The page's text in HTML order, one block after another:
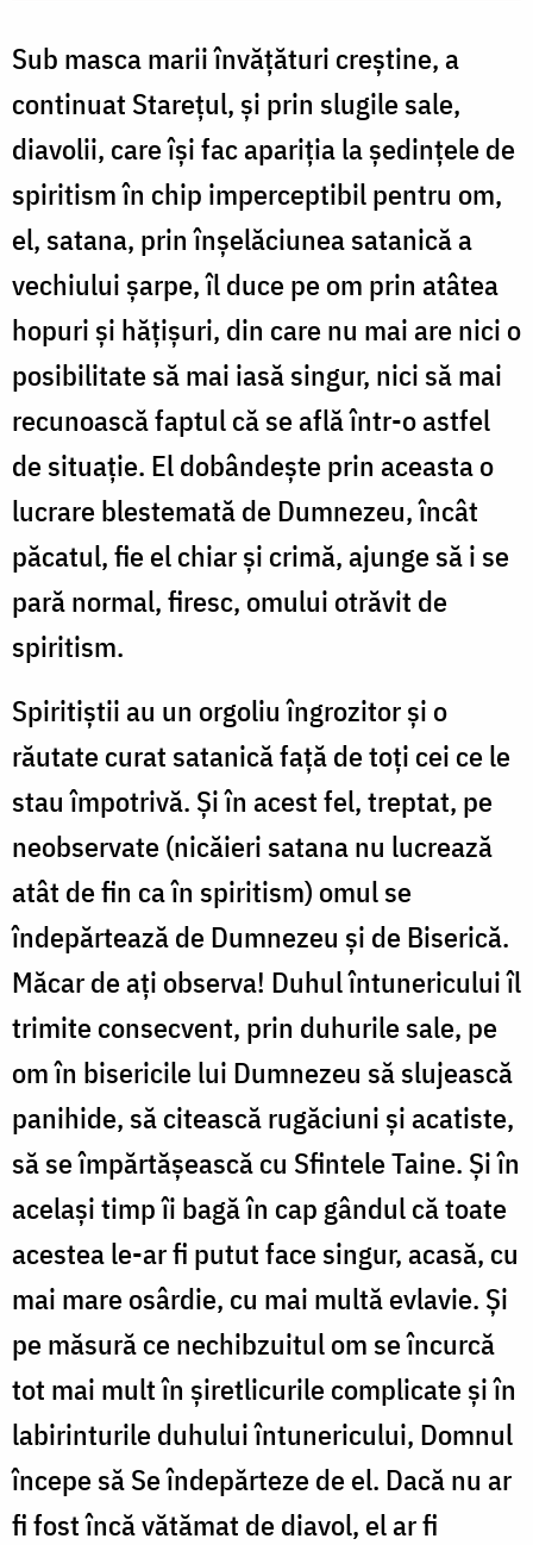
Sub masca marii învăţături creştine, a
continuat Stareţul, şi prin slugile sale,
diavolii, care îşi fac apariţia la şedinţele de
spiritism în chip imperceptibil pentru om,
el, satana, prin înşelăciunea satanică a
vechiului şarpe, îl duce pe om prin atâtea
hopuri şi hăţişuri, din care nu mai are nici o
posibilitate să mai iasă singur, nici să mai
recunoască faptul că se află într-o astfel
de situaţie. El dobândeşte prin aceasta o
lucrare blestemată de Dumnezeu, încât
păcatul, fie el chiar şi crimă, ajunge să i se
pară normal, firesc, omului otrăvit de
spiritism.
Spiritiştii au un orgoliu îngrozitor şi o
răutate curat satanică faţă de toţi cei ce le
stau împotrivă. Şi în acest fel, treptat, pe
neobservate (nicăieri satana nu lucrează
atât de fin ca în spiritism) omul se
îndepărtează de Dumnezeu şi de Biserică.
Măcar de aţi observa! Duhul întunericului îl
trimite consecvent, prin duhurile sale, pe
om în bisericile lui Dumnezeu să slujească
panihide, să citească rugăciuni şi acatiste,
să se împărtăşească cu Sfintele Taine. Şi în
acelaşi timp îi bagă în cap gândul că toate
acestea le-ar fi putut face singur, acasă, cu
mai mare osârdie, cu mai multă evlavie. Şi
pe măsură ce nechibzuitul om se încurcă
tot mai mult în şiretlicurile complicate şi în
labirinturile duhului întunericului, Domnul
începe să Se îndepărteze de el. Dacă nu ar
fi fost încă vătămat de diavol, el ar fi